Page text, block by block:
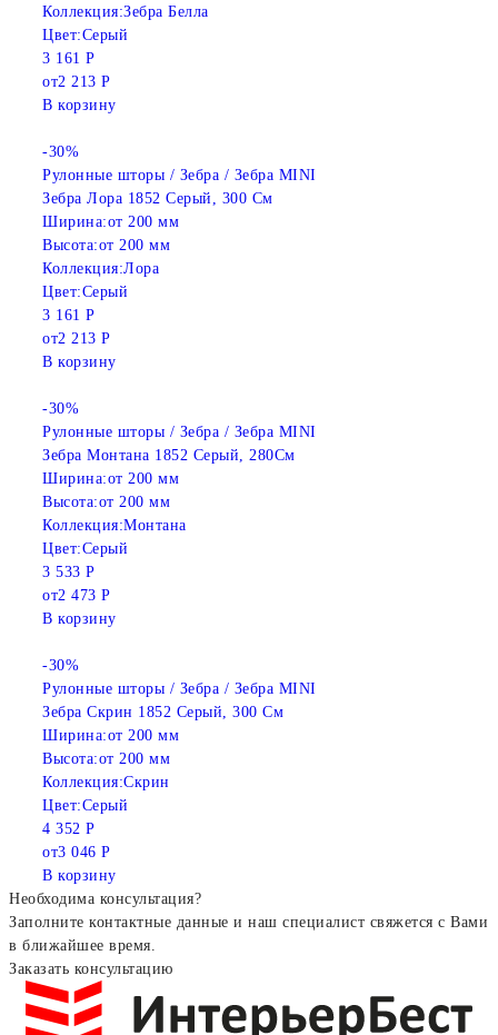
Коллекция:Зебра Белла
Цвет:Серый
3 161 Р
от2 213 Р
В корзину
-30%
Рулонные шторы / Зебра / Зебра MINI
Зебра Лора 1852 Серый, 300 См
Ширина:от 200 мм
Высота:от 200 мм
Коллекция:Лора
Цвет:Серый
3 161 Р
от2 213 Р
В корзину
-30%
Рулонные шторы / Зебра / Зебра MINI
Зебра Монтана 1852 Серый, 280См
Ширина:от 200 мм
Высота:от 200 мм
Коллекция:Монтана
Цвет:Серый
3 533 Р
от2 473 Р
В корзину
-30%
Рулонные шторы / Зебра / Зебра MINI
Зебра Скрин 1852 Серый, 300 См
Ширина:от 200 мм
Высота:от 200 мм
Коллекция:Скрин
Цвет:Серый
4 352 Р
от3 046 Р
В корзину
Необходима консультация?
Заполните контактные данные и наш специалист свяжется с Вами
в ближайшее время.
Заказать консультацию